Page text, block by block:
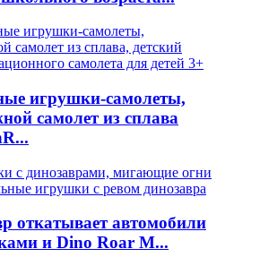
игрушки-самолеты,
самолет из сплава
откатывает автомобили
и Dino Roar M...